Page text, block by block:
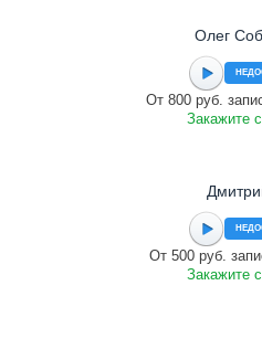
Олег
От 800 руб.
Закажите
От 500 руб.
Закажите